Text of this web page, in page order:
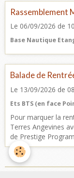
Rassemblement
Le 06/09/2026 de
Base Nautique
Balade de
Le 13/09/2026 de
Ets BTS (en face
Pour marquer la
Terres Angevines
de Prestige